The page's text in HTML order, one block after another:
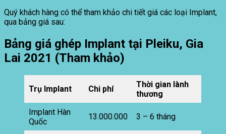
Quý khách hàng có thể tham khảo chi tiết giá các loại Implant,
qua bảng giá sau:
Bảng giá ghép Implant tại Pleiku, Gia
Lai 2021 (Tham khảo)
Trụ Implant Chi phí
Thời gian lành
thương
Implant Hàn
Quốc
13.000.000 3 – 6 tháng